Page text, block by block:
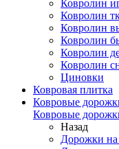
Ковролин
Ковролин
Ковролин
Ковролин
Ковролин
Ковролин
Циновки
Ковровая плитка
Ковровые
Ковровые
Назад
Дорожки на